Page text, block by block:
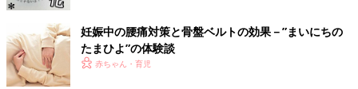
聞こえて困っていました。そこで、夫はワンボックスカーの自家
用車の椅子をたたみ、簡易デスクを置いてテレワークオフィス
に。電源もあるし、全面ガラス張りなので、冬でもあったかいみ
たいです」
妊娠中の腰痛対策と骨盤ベルトの効果－”まいにちの
たまひよ”の体験談
赤ちゃん・育児